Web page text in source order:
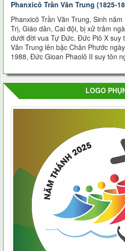
Phanxicô Trần Văn Trung (1825-
Phanxicô Trần Văn Trung, Sinh
Trị, Giáo dân, Cai đội, bị xử trảm
dưới đời vua Tự Ðức. Đức Piô X suy
Văn Trung lên bậc Chân Phước
1988, Đức Gioan Phaolô II suy tôn
LOGO